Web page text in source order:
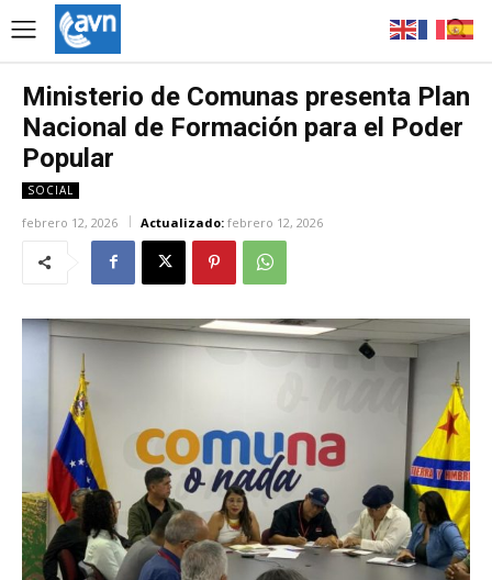
Ministerio de Comunas presenta Plan
Nacional de Formación para el Poder
Popular
SOCIAL
febrero 12, 2026 Actualizado: febrero 12, 2026